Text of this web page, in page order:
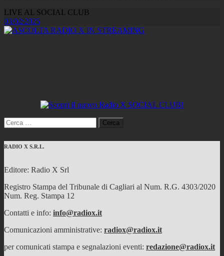
LIVE AL SOCIAL CLUB
03/02/2025
Ricerca
per:
RADIO X S.R.L.
Editore: Radio X Srl
Registro Stampa del Tribunale di Cagliari al Num. R.G. 4303/2020
Num. Reg. Stampa 12
Contatti e info: info@radiox.it
Comunicazioni amministrative: radiox@radiox.it
per comunicati stampa e segnalazioni eventi: redazione@radiox.it